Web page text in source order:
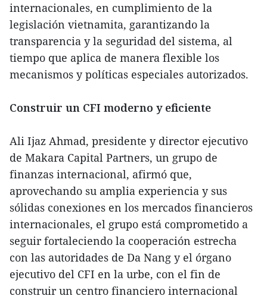
internacionales, en cumplimiento de la
legislación vietnamita, garantizando la
transparencia y la seguridad del sistema, al
tiempo que aplica de manera flexible los
mecanismos y políticas especiales autorizados.
Construir un CFI moderno y eficiente
Ali Ijaz Ahmad, presidente y director ejecutivo
de Makara Capital Partners, un grupo de
finanzas internacional, afirmó que,
aprovechando su amplia experiencia y sus
sólidas conexiones en los mercados financieros
internacionales, el grupo está comprometido a
seguir fortaleciendo la cooperación estrecha
con las autoridades de Da Nang y el órgano
ejecutivo del CFI en la urbe, con el fin de
construir un centro financiero internacional